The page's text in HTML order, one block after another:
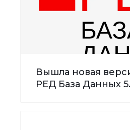
Вышла новая
РЕД База Данных